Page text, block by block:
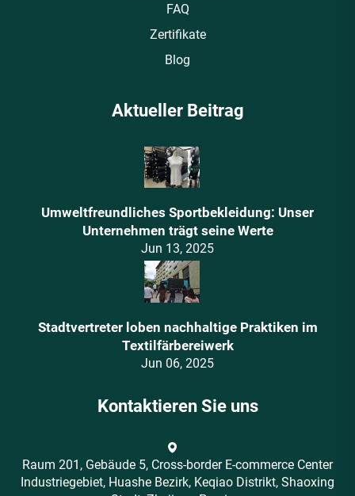
FAQ
Zertifikate
Blog
Aktueller Beitrag
Umweltfreundliches Sportbekleidung: Unser
Unternehmen trägt seine Werte
Jun 13, 2025
Stadtvertreter loben nachhaltige Praktiken im
Textilfärbereiwerk
Jun 06, 2025
Kontaktieren Sie uns
Raum 201, Gebäude 5, Cross-border E-commerce Center
Industriegebiet, Huashe Bezirk, Keqiao Distrikt, Shaoxing